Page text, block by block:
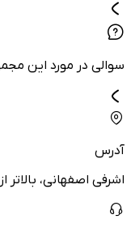
سوالی در مورد این
آدرس
اشرفی اصفهانی، بالاتر